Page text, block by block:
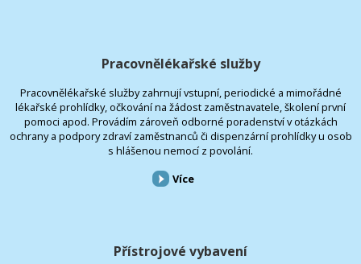
Pracovnělékařské služby
Pracovnělékařské služby zahrnují vstupní, periodické a mimořádné
lékařské prohlídky, očkování na žádost zaměstnavatele, školení první
pomoci apod. Provádím zároveň odborné poradenství v otázkách
ochrany a podpory zdraví zaměstnanců či dispenzární prohlídky u osob
s hlášenou nemocí z povolání.
Více
Přístrojové vybavení